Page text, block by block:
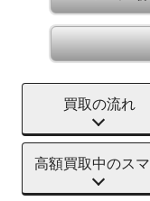
買取の流れ
高額買取中のス